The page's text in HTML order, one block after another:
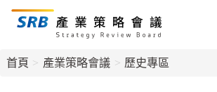
跳
要
首頁 產業策略會議 歷史專區